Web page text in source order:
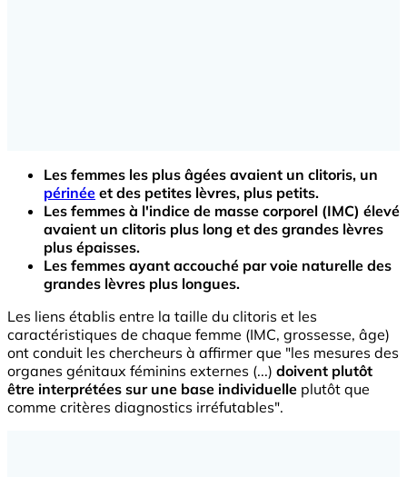
Les femmes les plus âgées avaient un clitoris, un
périnée et des petites lèvres, plus petits.
Les femmes à l'indice de masse corporel (IMC) élevé
avaient un clitoris plus long et des grandes lèvres
plus épaisses.
Les femmes ayant accouché par voie naturelle des
grandes lèvres plus longues.
Les liens établis entre la taille du clitoris et les
caractéristiques de chaque femme (IMC, grossesse, âge)
ont conduit les chercheurs à affirmer que "les mesures des
organes génitaux féminins externes (...) doivent plutôt
être interprétées sur une base individuelle plutôt que
comme critères diagnostics irréfutables".